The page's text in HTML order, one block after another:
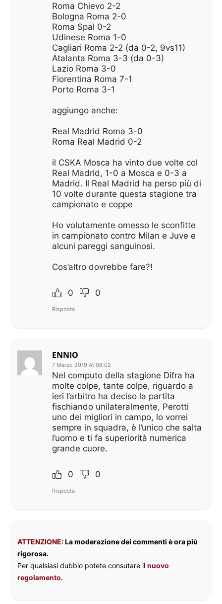
Roma Chievo 2-2
Bologna Roma 2-0
Roma Spal 0-2
Udinese Roma 1-0
Cagliari Roma 2-2 (da 0-2, 9vs11)
Atalanta Roma 3-3 (da 0-3)
Lazio Roma 3-0
Fiorentina Roma 7-1
Porto Roma 3-1
aggiungo anche:
Real Madrid Roma 3-0
Roma Real Madrid 0-2
il CSKA Mosca ha vinto due volte col
Real Madrid, 1-0 a Mosca e 0-3 a
Madrid. Il Real Madrid ha perso più di
10 volte durante questa stagione tra
campionato e coppe
Ho volutamente omesso le sconfitte
in campionato contro Milan e Juve e
alcuni pareggi sanguinosi.
Cos’altro dovrebbe fare?!
0 0
Risposta
ENNIO
7 Marzo 2019 At 08:02
Nel computo della stagione Difra ha
molte colpe, tante colpe, riguardo a
ieri l’arbitro ha deciso la partita
fischiando unilateralmente, Perotti
uno dei migliori in campo, lo vorrei
sempre in squadra, è l’unico che salta
l’uomo e ti fa superiorità numerica
grande cuore.
0 0
Risposta
ATTENZIONE:La moderazione dei commenti è ora più
rigorosa.
Per qualsiasi dubbio potete consutare il nuovo
regolamento.